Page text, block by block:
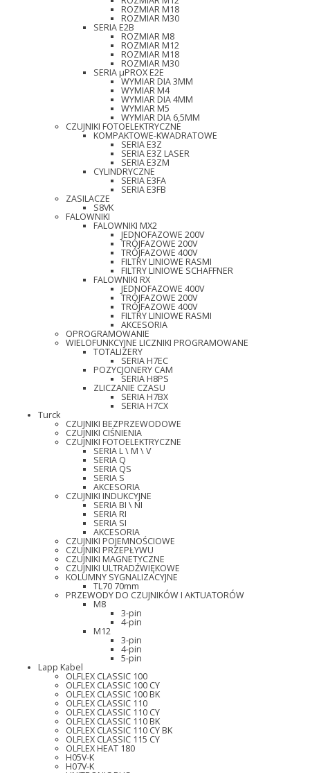
ROZMIAR M18
ROZMIAR M30
SERIA E2B
ROZMIAR M8
ROZMIAR M12
ROZMIAR M18
ROZMIAR M30
SERIA µPROX E2E
WYMIAR DIA 3MM
WYMIAR M4
WYMIAR DIA 4MM
WYMIAR M5
WYMIAR DIA 6,5MM
CZUJNIKI FOTOELEKTRYCZNE
KOMPAKTOWE-KWADRATOWE
SERIA E3Z
SERIA E3Z LASER
SERIA E3ZM
CYLINDRYCZNE
SERIA E3FA
SERIA E3FB
ZASILACZE
S8VK
FALOWNIKI
FALOWNIKI MX2
JEDNOFAZOWE 200V
TRÓJFAZOWE 200V
TRÓJFAZOWE 400V
FILTRY LINIOWE RASMI
FILTRY LINIOWE SCHAFFNER
FALOWNIKI RX
JEDNOFAZOWE 400V
TRÓJFAZOWE 200V
TRÓJFAZOWE 400V
FILTRY LINIOWE RASMI
AKCESORIA
OPROGRAMOWANIE
WIELOFUNKCYJNE LICZNIKI PROGRAMOWANE
TOTALIZERY
SERIA H7EC
POZYCJONERY CAM
SERIA H8PS
ZLICZANIE CZASU
SERIA H7BX
SERIA H7CX
Turck
CZUJNIKI BEZPRZEWODOWE
CZUJNIKI CIŚNIENIA
CZUJNIKI FOTOELEKTRYCZNE
SERIA L \ M \ V
SERIA Q
SERIA QS
SERIA S
AKCESORIA
CZUJNIKI INDUKCYJNE
SERIA BI \ NI
SERIA RI
SERIA SI
AKCESORIA
CZUJNIKI POJEMNOŚCIOWE
CZUJNIKI PRZEPŁYWU
CZUJNIKI MAGNETYCZNE
CZUJNIKI ULTRADŹWIĘKOWE
KOLUMNY SYGNALIZACYJNE
TL70 70mm
PRZEWODY DO CZUJNIKÓW I AKTUATORÓW
M8
3-pin
4-pin
M12
3-pin
4-pin
5-pin
Lapp Kabel
OLFLEX CLASSIC 100
OLFLEX CLASSIC 100 CY
OLFLEX CLASSIC 100 BK
OLFLEX CLASSIC 110
OLFLEX CLASSIC 110 CY
OLFLEX CLASSIC 110 BK
OLFLEX CLASSIC 110 CY BK
OLFLEX CLASSIC 115 CY
OLFLEX HEAT 180
H05V-K
H07V-K